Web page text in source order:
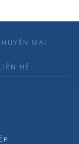
MẠI
HỆ